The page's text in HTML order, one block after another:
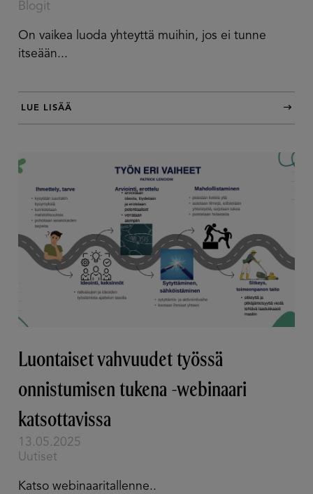
Blogit
On vaikea luoda yhteyttä muihin, jos ei tunne
itseään...
LUE LISÄÄ
Luontaiset vahvuudet työssä
onnistumisen tukena -webinaari
katsottavissa
13.05.2025
Uutiset
Katso webinaaritallenne..